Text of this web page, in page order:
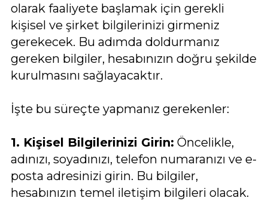
olarak faaliyete başlamak için gerekli
kişisel ve şirket bilgilerinizi girmeniz
gerekecek. Bu adımda doldurmanız
gereken bilgiler, hesabınızın doğru şekilde
kurulmasını sağlayacaktır.
İşte bu süreçte yapmanız gerekenler:
1. Kişisel Bilgilerinizi Girin: Öncelikle,
adınızı, soyadınızı, telefon numaranızı ve e-
posta adresinizi girin. Bu bilgiler,
hesabınızın temel iletişim bilgileri olacak.